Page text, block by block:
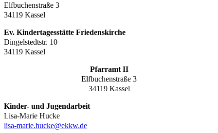
Elfbuchenstraße 3
34119 Kassel
Ev. Kindertagesstätte Friedenskirche
Dingelstedtstr. 10
34119 Kassel
Pfarramt II
Elfbuchenstraße 3
34119 Kassel
Kinder- und Jugendarbeit
Lisa-Marie Hucke
lisa-marie.hucke@ekkw.de